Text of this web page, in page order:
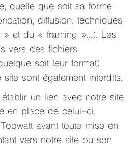
quelle que soit sa forme
diffusion, techniques
et du « framing »…). Les
vers des fichiers
soit leur format)
sont également interdits.
un lien avec notre site,
en place de celui-ci,
avant toute mise en
vers notre site ou son